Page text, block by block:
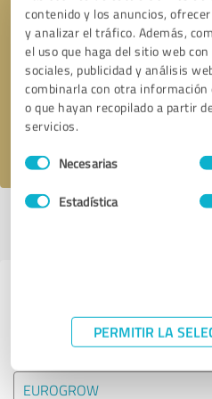
contenido y los anuncios,
y analizar el tráfico. Además,
el uso que haga del sitio web
sociales, publicidad y análisis
combinarla con otra información
o que hayan recopilado a partir
servicios.
Selección
de
Necesarias
Estadística
PERMITIR LA
Solicitar una llamada
Enviar
proveedores de
Comercio
EUROGROW